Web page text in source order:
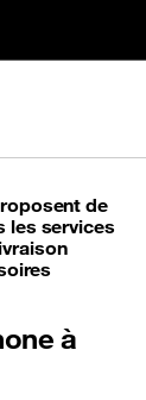
de
les services
à